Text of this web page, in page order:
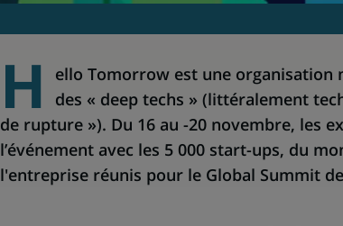
H
ello Tomorrow est une
des « deep techs » (littéralement
de rupture »). Du 16 au -20 novembre, les
l’événement avec les 5 000 start-ups, du
l'entreprise réunis pour le Global Summit